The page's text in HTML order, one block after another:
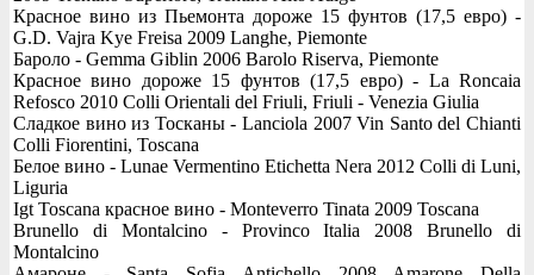
Красное вино из Пьемонта дороже 15 фунтов (17,5 евро) -
G.D. Vajra Kye Freisa 2009 Langhe, Piemonte
Бароло - Gemma Giblin 2006 Barolo Riserva, Piemonte
Красное вино дороже 15 фунтов (17,5 евро) - La Roncaia
Refosco 2010 Colli Orientali del Friuli, Friuli - Venezia Giulia
Сладкое вино из Тосканы - Lanciola 2007 Vin Santo del Chianti
Colli Fiorentini, Toscana
Белое вино - Lunae Vermentino Etichetta Nera 2012 Colli di Luni,
Liguria
Igt Toscana красное вино - Monteverro Tinata 2009 Toscana
Brunello di Montalcino - Provinco Italia 2008 Brunello di
Montalcino